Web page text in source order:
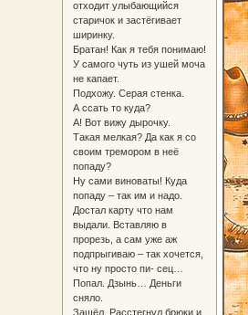
отходит улыбающийся
старичок и застёгивает
ширинку.
Братан! Как я тебя понимаю!
У самого чуть из ушей моча
не капает.
Подхожу. Серая стенка.
А ссать то куда?
А! Вот вижу дырочку.
Такая мелкая? Да как я со
своим тремором в неё
попаду?
Ну сами виноваты! Куда
попаду – так им и надо.
Достал карту что нам
выдали. Вставляю в
прорезь, а сам уже аж
подпрыгиваю – так хочется,
что ну просто пи- сец…
Попал. Дзынь… Деньги
сняло.
Зашёл. Расстегнул брюки и